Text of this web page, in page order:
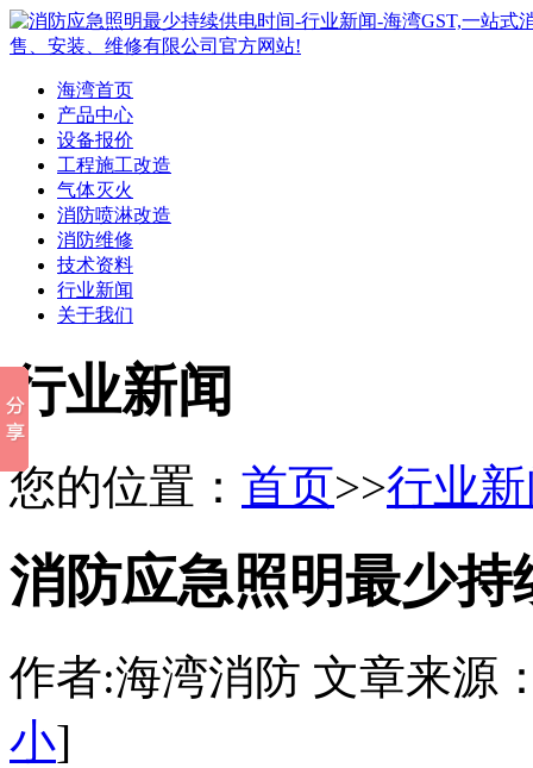
海湾首页
产品中心
设备报价
工程施工改造
气体灭火
消防喷淋改造
消防维修
技术资料
行业新闻
关于我们
行业新闻
您的位置： 首页>>行业
消防应急照明最少持
作者:海湾消防 文章来源
小]